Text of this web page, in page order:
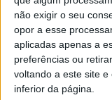
não exigir o seu
opor a esse
aplicadas apenas a
preferências ou
voltando a este site
inferior da página.
Esta e outras
FM ou em